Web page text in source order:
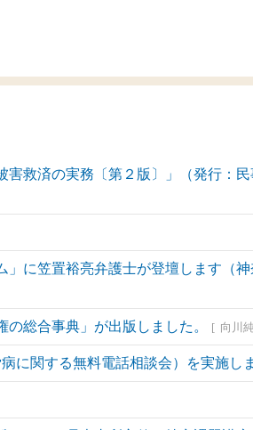
救済の実務〔第２版〕」（発行：民
に笠置裕亮弁護士が登壇します（
総合事典」が出版しました。 向川
に関する無料電話相談会）を実施し